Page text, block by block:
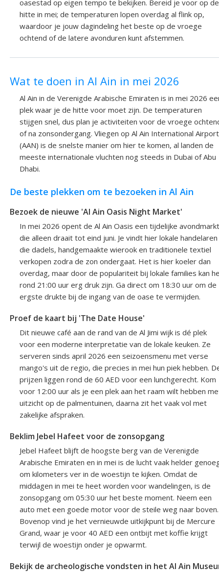
oasestad op eigen tempo te bekijken. Bereid je voor op de
hitte in mei; de temperaturen lopen overdag al flink op,
waardoor je jouw dagindeling het beste op de vroege
ochtend of de latere avonduren kunt afstemmen.
Wat te doen in Al Ain in mei 2026
Al Ain in de Verenigde Arabische Emiraten is in mei 2026
plek waar je de hitte voor moet zijn. De temperaturen
stijgen snel, dus plan je activiteiten voor de vroege
of na zonsondergang. Vliegen op Al Ain International Airport
(AAN) is de snelste manier om hier te komen, al landen de
meeste internationale vluchten nog steeds in Dubai of Abu
Dhabi.
De beste plekken om te bezoeken in Al Ain
Bezoek de nieuwe 'Al Ain Oasis Night Market'
In mei 2026 opent de Al Ain Oasis een tijdelijke avondmarkt
die alleen draait tot eind juni. Je vindt hier lokale handelaren
die dadels, handgemaakte wierook en traditionele textiel
verkopen zodra de zon ondergaat. Het is hier koeler dan
overdag, maar door de populariteit bij lokale families kan
rond 21:00 uur erg druk zijn. Ga direct om 18:30 uur om de
ergste drukte bij de ingang van de oase te vermijden.
Proef de kaart bij 'The Date House'
Dit nieuwe café aan de rand van de Al Jimi wijk is dé plek
voor een moderne interpretatie van de lokale keuken. Ze
serveren sinds april 2026 een seizoensmenu met verse
mango's uit de regio, die precies in mei hun piek hebben.
prijzen liggen rond de 60 AED voor een lunchgerecht. Kom
voor 12:00 uur als je een plek aan het raam wilt hebben
uitzicht op de palmentuinen, daarna zit het vaak vol met
zakelijke afspraken.
Beklim Jebel Hafeet voor de zonsopgang
Jebel Hafeet blijft de hoogste berg van de Verenigde
Arabische Emiraten en in mei is de lucht vaak helder
om kilometers ver in de woestijn te kijken. Omdat de
middagen in mei te heet worden voor wandelingen, is de
zonsopgang om 05:30 uur het beste moment. Neem een
auto met een goede motor voor de steile weg naar boven.
Bovenop vind je het vernieuwde uitkijkpunt bij de Mercure
Grand, waar je voor 40 AED een ontbijt met koffie krijgt
terwijl de woestijn onder je opwarmt.
Bekijk de archeologische vondsten in het Al Ain